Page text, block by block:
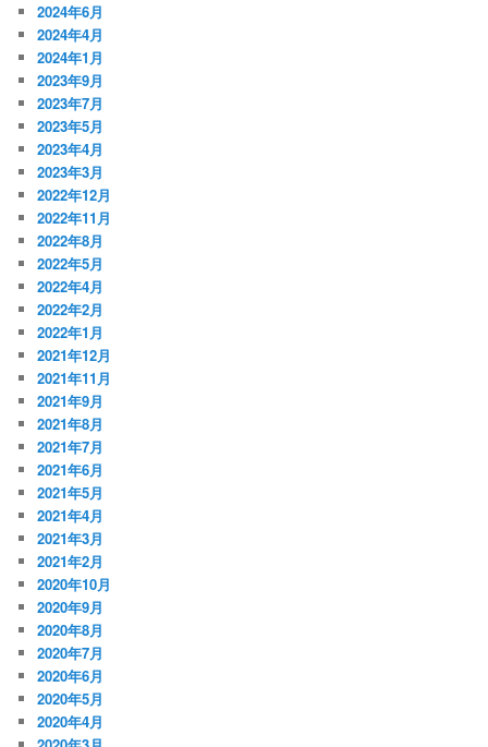
2024年6月
2024年4月
2024年1月
2023年9月
2023年7月
2023年5月
2023年4月
2023年3月
2022年12月
2022年11月
2022年8月
2022年5月
2022年4月
2022年2月
2022年1月
2021年12月
2021年11月
2021年9月
2021年8月
2021年7月
2021年6月
2021年5月
2021年4月
2021年3月
2021年2月
2020年10月
2020年9月
2020年8月
2020年7月
2020年6月
2020年5月
2020年4月